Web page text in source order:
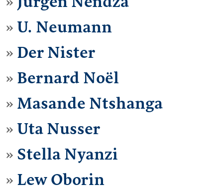
U. Neumann
Der Nister
Bernard Noël
Masande Ntshanga
Uta Nusser
Stella Nyanzi
Lew Oborin